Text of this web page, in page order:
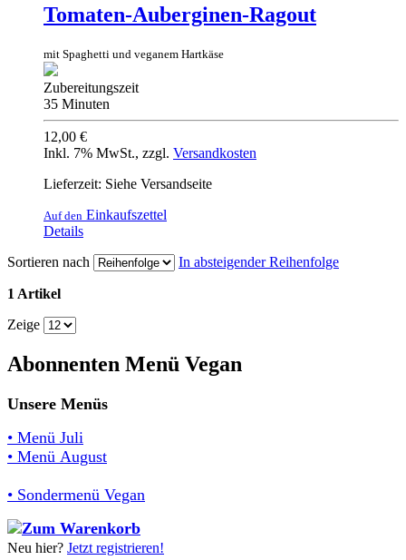
Tomaten-Auberginen-Ragout
mit Spaghetti und veganem Hartkäse
Zubereitungszeit
35 Minuten
12,00 €
Inkl. 7% MwSt., zzgl. Versandkosten
Lieferzeit: Siehe Versandseite
Auf den Einkaufszettel
Details
Sortieren nach
In absteigender Reihenfolge
1 Artikel
Zeige
Abonnenten Menü Vegan
Unsere Menüs
• Menü Juli
• Menü August
• Sondermenü Vegan
Neu hier? Jetzt registrieren!